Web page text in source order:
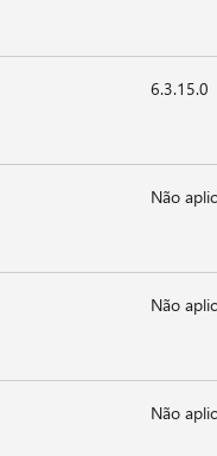
6.3.15.0
Não
Não
Não